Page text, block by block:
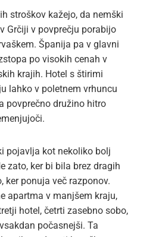
stroškov kažejo, da nemški
Grčiji v povprečju porabijo
Španija pa v glavni
po visokih cenah v
krajih. Hotel s štirimi
lahko v poletnem vrhuncu
povprečno družino hitro
pojavlja kot nekoliko bolj
zato, ker bi bila brez dragih
ker ponuja več razponov.
apartma v manjšem kraju,
hotel, četrti zasebno sobo,
počasnejši. Ta